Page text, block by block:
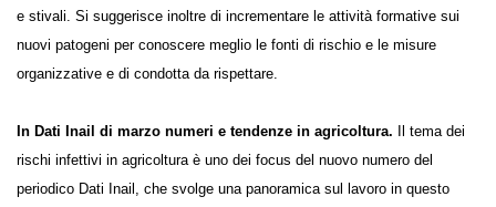
tute, guanti, e stivali. Si suggerisce inoltre di incrementare le attività
formative sui nuovi patogeni per conoscere meglio le fonti di rischio e
le misure organizzative e di condotta da rispettare.
In Dati Inail di marzo numeri e tendenze in agricoltura.Il tema
dei rischi infettivi in agricoltura è uno dei focus del nuovo numero del
periodico Dati Inail, che svolge una panoramica sul lavoro in questo